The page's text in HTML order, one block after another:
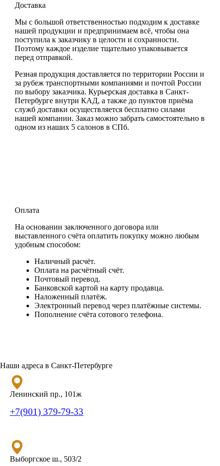
Доставка
Мы с большой ответственностью подходим к доставке
нашей продукции и предпринимаем всё, чтобы она
поступила к заказчику в целости и сохранности.
Поэтому каждое изделие тщательно упаковывается
перед отправкой.
Резная продукция доставляется по территории России и
за рубеж транспортными компаниями и почтой России
по выбору заказчика. Курьерская доставка в Санкт-
Петербурге внутри КАД, а также до пунктов приёма
служб доставки осуществляется бесплатно силами
нашей компании. Заказ можно забрать самостоятельно в
одном из наших 5 салонов в СПб.
Оплата
На основании заключенного договора или
выставленного счёта оплатить покупку можно любым
удобным способом:
Наличный расчёт.
Оплата на расчётный счёт.
Почтовый перевод.
Банковской картой на карту продавца.
Наложенный платёж.
Электронный перевод через платёжные системы.
Пополнение счёта сотового телефона.
Наши адреса в Санкт-Петербурге
Ленинский пр., 101ж
+7(901) 379-79-33
Выборгское ш., 503/2